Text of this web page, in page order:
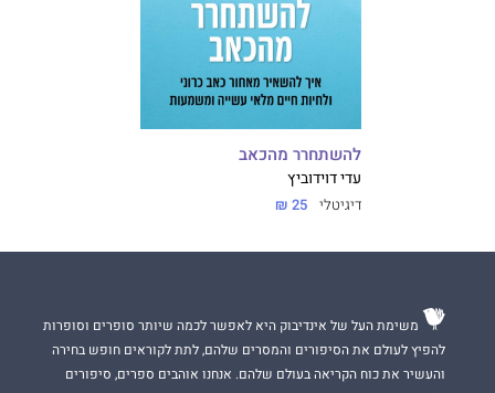
להשתחרר מהכאב
עדי דוידוביץ
דיגיטלי 25 ₪
משימת העל של אינדיבוק היא לאפשר לכמה שיותר סופרים וסופרות
להפיץ לעולם את הסיפורים והמסרים שלהם, לתת לקוראים חופש בחירה
והעשיר את כוח הקריאה בעולם שלהם. אנחנו אוהבים ספרים, סיפורים